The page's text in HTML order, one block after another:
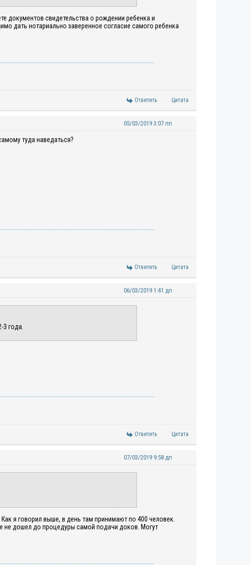
документов свидетельства о рождении ребенка и
дать нотариально заверенное согласие самого ребенка
Ответить Цитата
05/03/2019 3:07 пп
туда наведаться?
Ответить Цитата
06/03/2019 1:41 дп
года.
Ответить Цитата
07/03/2019 9:58 дп
я говорил выше, в день там принимают по 400 человек.
не дошел до процедуры самой подачи доков. Могут